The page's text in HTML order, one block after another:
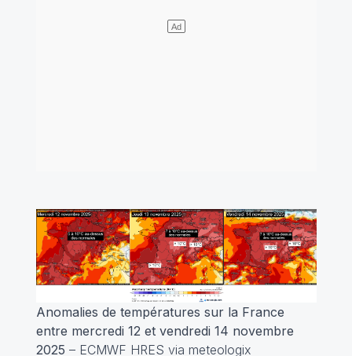
Anomalies de températures sur la France
entre mercredi 12 et vendredi 14 novembre
2025 – ECMWF HRES via meteologix